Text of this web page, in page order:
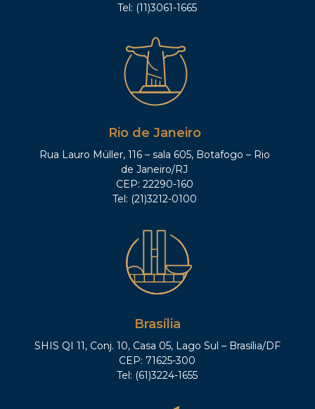
Tel: (11)3061-1665
Rio de Janeiro
Rua Lauro Müller, 116 – sala 605, Botafogo – Rio
de Janeiro/RJ
CEP: 22290-160
Tel: (21)3212-0100
Brasília
SHIS QI 11, Conj. 10, Casa 05, Lago Sul – Brasília/DF
CEP: 71625-300
Tel: (61)3224-1655